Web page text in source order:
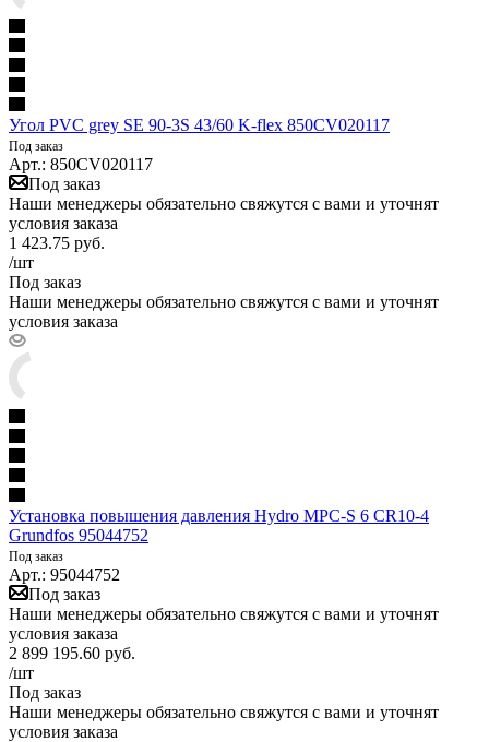
Угол PVC grey SE 90-3S 43/60 K-flex 850CV020117
Под заказ
Арт.: 850CV020117
Под заказ
Наши менеджеры обязательно свяжутся с вами и уточнят
условия заказа
1 423.75 руб.
/шт
Под заказ
Наши менеджеры обязательно свяжутся с вами и уточнят
условия заказа
Установка повышения давления Hydro MPC-S 6 CR10-4
Grundfos 95044752
Под заказ
Арт.: 95044752
Под заказ
Наши менеджеры обязательно свяжутся с вами и уточнят
условия заказа
2 899 195.60 руб.
/шт
Под заказ
Наши менеджеры обязательно свяжутся с вами и уточнят
условия заказа